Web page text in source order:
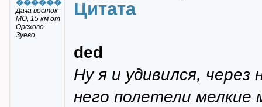
������
Дача восток
МО, 15 км от
Орехово-
Зуево
Цитата
ded
Ну я и удивился, через
него полетели